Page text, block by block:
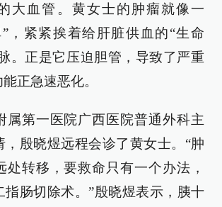
大血管。黄女士的肿瘤就像一
，紧紧挨着给肝脏供血的“生命
正是它压迫胆管，导致了严重
正急速恶化。
属第一医院广西医院普通外科主
，殷晓煜远程会诊了黄女士。“肿
处转移，要救命只有一个办法，
指肠切除术。”殷晓煜表示，胰十